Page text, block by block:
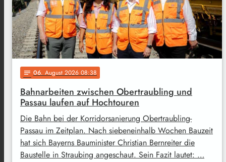
notes 06. August 2026 08:38
Bahnarbeiten zwischen Obertraubling und
Passau laufen auf Hochtouren
Die Bahn bei der Korridorsanierung Obertraubling-
Passau im Zeitplan. Nach siebeneinhalb Wochen Bauzeit
hat sich Bayerns Bauminister Christian Bernreiter die
Baustelle in Straubing angeschaut. Sein Fazit lautet: …